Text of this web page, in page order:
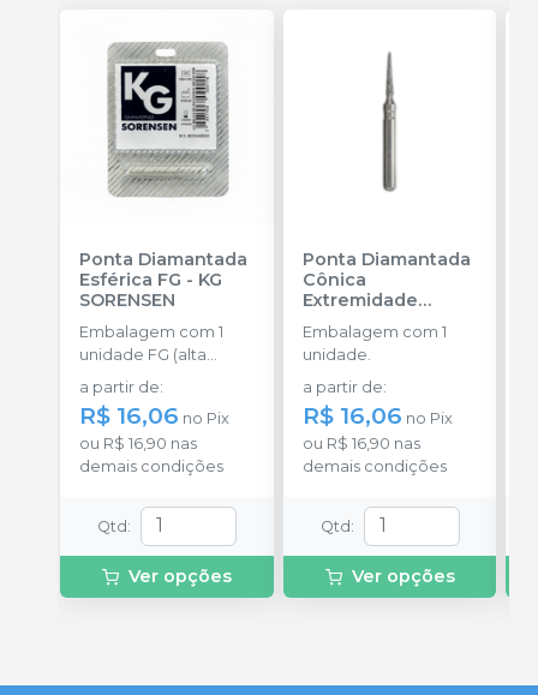
Ponta Diamantada
Esférica FG - KG
SORENSEN
Embalagem com 1
unidade FG (alta
rotação).
a partir de:
R$ 16,06 no Pix
ou R$ 16,90 nas
demais condições
Qtd :
Ver opções
Ponta Diamantada
Cônica
Extremidade
Arredondada FG
KG SORENSEN
Embalagem com 1
unidade.
a partir de:
R$ 16,06 no Pix
ou R$ 16,90 nas
demais condições
Qtd :
Ver opções